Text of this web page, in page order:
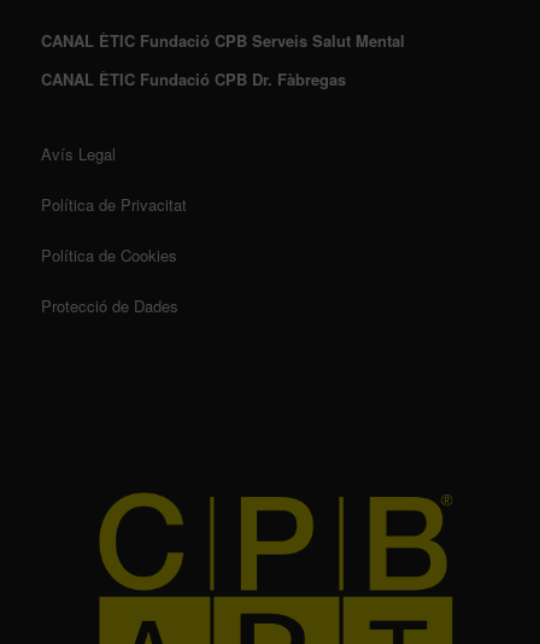
CANAL ÈTIC Fundació CPB Serveis Salut Mental
CANAL ÈTIC Fundació CPB Dr. Fàbregas
Avís Legal
Política de Privacitat
Política de Cookies
Protecció de Dades